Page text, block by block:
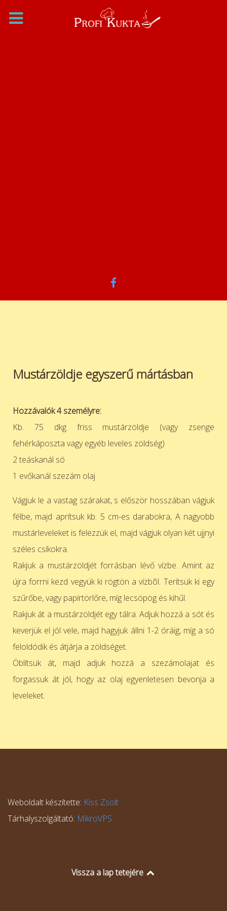
Mustárzöldje egyszerű mártásban
Hozzávalók 4 személyre:
Kb. 75 dkg friss mustárzöldje (vagy zsenge
fehérkáposzta vagy egyéb leveles zöldség)
2 teáskanál só
1 evőkanál szezám olaj
Vágjuk le a vastag szárakat, s először hosszában vágjuk
félbe, majd aprítsuk kb. 5 cm-es darabokra, A nagyobb
mustárleveleket is felezzük el, majd vágjuk olyan két ujjnyi
széles csíkokra.
Rakjuk a mustárzöldjét forrásban lévő vízbe. Amint az
újra forrni kezd vegyük ki rögtön a vízbõl. Terítsük ki egy
szűrőbe,vagy papírtörlőre, míg lecsöpög és kihűl.
Rakjuk át a mustárzöldjét egy tálra. Adjuk hozzá a sót és
keverjük el jól vele, majd hagyjuk állni 1-2 óráig, míg a só
feloldódik és átjárja a zöldséget.
Öblítsük át, majd adjuk hozzá a szezámolajat és
forgassuk át jól, hogy az olaj egyenletesen bevonja a
leveleket.
Weboldalt készítette: Kiss Zsolt
Tárhalyszolgáltató: MikroVPS
Vissza a lap tetejére